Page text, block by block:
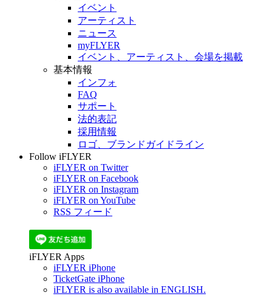
イベント
アーティスト
ニュース
myFLYER
イベント、アーティスト、会場を掲載
基本情報
インフォ
FAQ
サポート
法的表記
採用情報
ロゴ、ブランドガイドライン
Follow iFLYER
iFLYER on Twitter
iFLYER on Facebook
iFLYER on Instagram
iFLYER on YouTube
RSS フィード
iFLYER Apps
iFLYER iPhone
TicketGate iPhone
iFLYER is also available in ENGLISH.